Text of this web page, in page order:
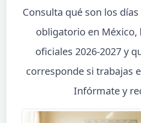
Consulta qué son los
obligatorio en México,
oficiales 2026-2027 y
corresponde si trabajas
Infórmate y